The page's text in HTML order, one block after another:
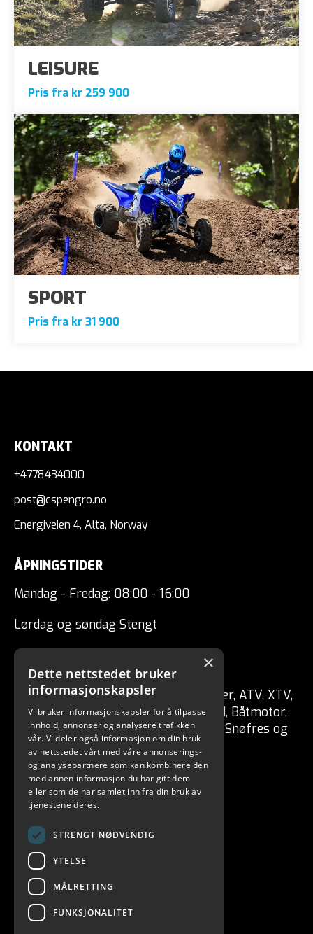
LEISURE
Pris fra kr 259 900
SPORT
Pris fra kr 31 900
KONTAKT
+4778434000
post@cspengro.no
Energiveien 4, Alta, Norway
ÅPNINGSTIDER
Mandag - Fredag: 08:00 - 16:00
Lørdag og søndag Stengt
CSP ENGRO AS
Forhandler av fritidskjøretøy Tilhenger, ATV, XTV,
UTV, Mopedbil, Snøscooter, MC, Moped, Båtmotor,
Båt, Vannscooter, Elektriske kjøretøy, Snøfres og
redskaper for skog / hage.
CSP ENGRO AS 2026. ALL RIGHTS RESERVED.
×
Dette nettstedet bruker
informasjonskapsler
Vi bruker informasjonskapsler for å tilpasse
innhold, annonser og analysere trafikken
vår. Vi deler også informasjon om din bruk
av nettstedet vårt med våre annonserings-
og analysepartnere som kan kombinere den
med annen informasjon du har gitt dem
eller som de har samlet inn fra din bruk av
tjenestene deres.
STRENGT NØDVENDIG
YTELSE
MÅLRETTING
FUNKSJONALITET